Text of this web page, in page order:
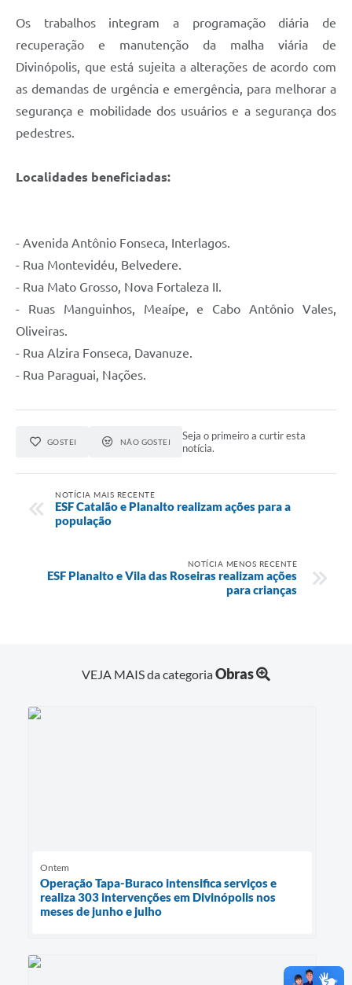
Os trabalhos integram a programação diária de
recuperação e manutenção da malha viária de
Divinópolis, que está sujeita a alterações de acordo com
as demandas de urgência e emergência, para melhorar a
segurança e mobilidade dos usuários e a segurança dos
pedestres.
Localidades beneficiadas:
- Avenida Antônio Fonseca, Interlagos.
- Rua Montevidéu, Belvedere.
- Rua Mato Grosso, Nova Fortaleza II.
- Ruas Manguinhos, Meaípe, e Cabo Antônio Vales,
Oliveiras.
- Rua Alzira Fonseca, Davanuze.
- Rua Paraguai, Nações.
GOSTEI NÃO GOSTEI
Seja o primeiro a curtir esta
notícia.
NOTÍCIA MAIS RECENTE
ESF Catalão e Planalto realizam ações para a
população
NOTÍCIA MENOS RECENTE
ESF Planalto e Vila das Roseiras realizam ações
para crianças
VEJA MAIS da categoriaObras
Ontem
Operação Tapa-Buraco intensifica serviços e
realiza 303 intervenções em Divinópolis nos
meses de junho e julho